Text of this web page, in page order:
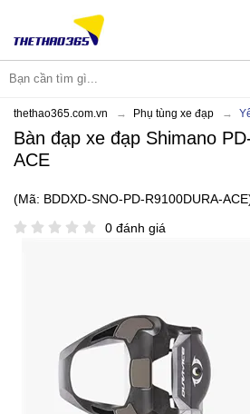
thethao365.com.vn Phụ tùng xe đạp
Bàn đạp xe đạp Shimano
ACE
(Mã: BDDXD-SNO-PD-R9100DURA-
0 đánh giá